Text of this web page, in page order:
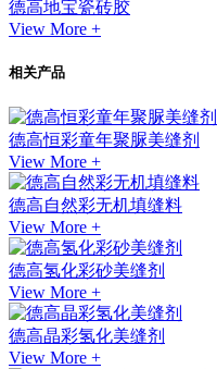
德高地宝瓷砖胶
View More +
相关产品
德高恒彩童年聚脲美缝剂
View More +
德高自然彩无机填缝料
View More +
德高氢化彩砂美缝剂
View More +
德高晶彩氢化美缝剂
View More +